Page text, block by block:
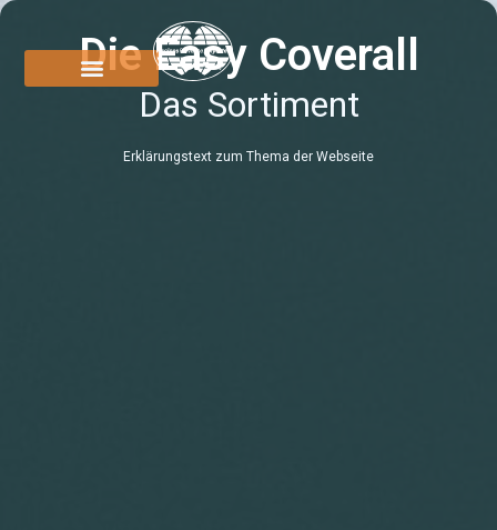
Die Easy Coverall
Das Sortiment
Erklärungstext zum Thema der Webseite